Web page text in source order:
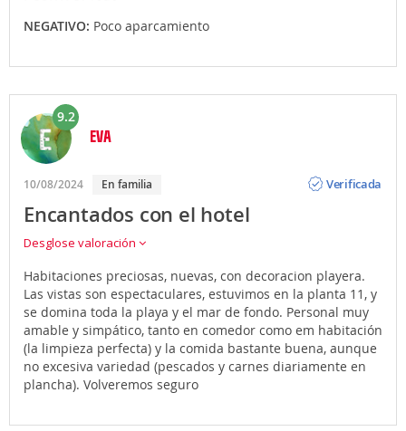
NEGATIVO: Poco aparcamiento
9.2
EVA
10/08/2024 En familia
Verificada
Encantados con el hotel
Desglose valoración
Habitaciones preciosas, nuevas, con decoracion playera.
Las vistas son espectaculares, estuvimos en la planta 11, y
se domina toda la playa y el mar de fondo. Personal muy
amable y simpático, tanto en comedor como em habitación
(la limpieza perfecta) y la comida bastante buena, aunque
no excesiva variedad (pescados y carnes diariamente en
plancha). Volveremos seguro